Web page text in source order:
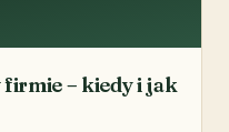
firmie – kiedy i jak